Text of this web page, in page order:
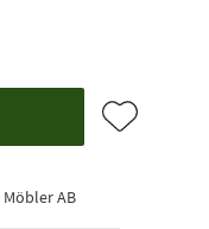
Lägg till i
AB